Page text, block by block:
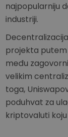
najpopularniju
industriji.
projekta putem
među
velikim
toga,
poduhvat za
kriptovaluti